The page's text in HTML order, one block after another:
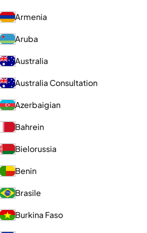
Armenia
Aruba
Australia
Australia Consultation
Azerbaigian
Bahrein
Bielorussia
Benin
Brasile
Burkina Faso